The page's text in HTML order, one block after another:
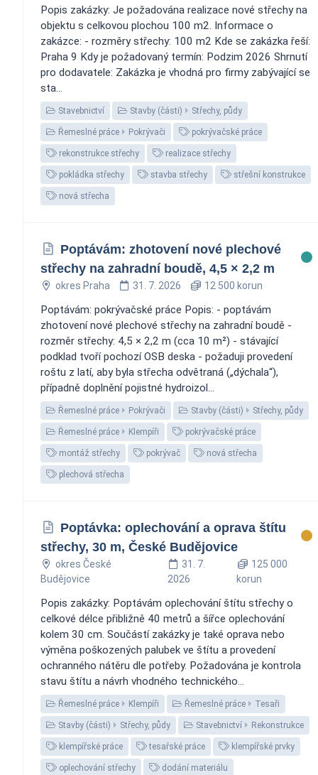
Popis zakázky: Je požadována realizace nové střechy na
objektu s celkovou plochou 100 m2. Informace o
zakázce: - rozměry střechy: 100 m2 Kde se zakázka řeší:
Praha 9 Kdy je požadovaný termín: Podzim 2026 Shrnutí
pro dodavatele: Zakázka je vhodná pro firmy zabývající se
sta...
Stavebnictví Stavby (části) Střechy, půdy
Řemeslné práce Pokrývači pokrývačské práce
rekonstrukce střechy realizace střechy
pokládka střechy stavba střechy střešní konstrukce
nová střecha
Poptávám: zhotovení nové plechové
střechy na zahradní boudě, 4,5 × 2,2 m
okres Praha 31. 7. 2026 12 500 korun
Poptávám: pokrývačské práce Popis: - poptávám
zhotovení nové plechové střechy na zahradní boudě -
rozměr střechy: 4,5 × 2,2 m (cca 10 m²) - stávající
podklad tvoří pochozí OSB deska - požaduji provedení
roštu z latí, aby byla střecha odvětraná („dýchala“),
případně doplnění pojistné hydroizol...
Řemeslné práce Pokrývači Stavby (části) Střechy, půdy
Řemeslné práce Klempíři pokrývačské práce
montáž střechy pokrývač nová střecha
plechová střecha
Poptávka: oplechování a oprava štítu
střechy, 30 m, České Budějovice
okres České
Budějovice
31. 7.
2026
125 000
korun
Popis zakázky: Poptávám oplechování štítu střechy o
celkové délce přibližně 40 metrů a šířce oplechování
kolem 30 cm. Součástí zakázky je také oprava nebo
výměna poškozených palubek ve štítu a provedení
ochranného nátěru dle potřeby. Požadována je kontrola
stavu štítu a návrh vhodného technického...
Řemeslné práce Klempíři Řemeslné práce Tesaři
Stavby (části) Střechy, půdy Stavebnictví Rekonstrukce
klempířské práce tesařské práce klempířské prvky
oplechování střechy dodání materiálu